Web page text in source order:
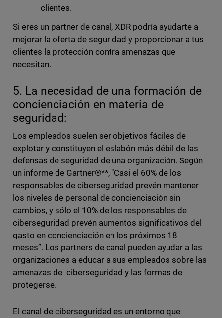
clientes.
Si eres un partner de canal, XDR podría ayudarte a
mejorar la oferta de seguridad y proporcionar a tus
clientes la protección contra amenazas que
necesitan.
5. La necesidad de una formación de
concienciación en materia de
seguridad:
Los empleados suelen ser objetivos fáciles de
explotar y constituyen el eslabón más débil de las
defensas de seguridad de una organización. Según
un informe de Gartner®**, "Casi el 60% de los
responsables de ciberseguridad prevén mantener
los niveles de personal de concienciación sin
cambios, y sólo el 10% de los responsables de
ciberseguridad prevén aumentos significativos del
gasto en concienciación en los próximos 18
meses”. Los partners de canal pueden ayudar a las
organizaciones a educar a sus empleados sobre las
amenazas de ciberseguridad y las formas de
protegerse.
El canal de ciberseguridad es un entorno que